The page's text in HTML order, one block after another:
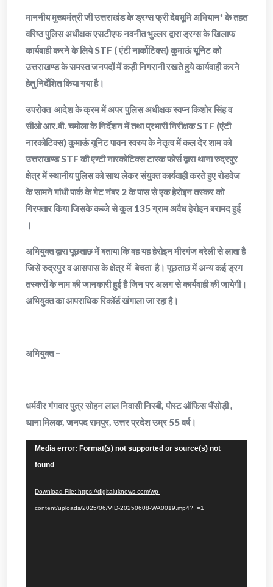
माननीय मुख्यमंत्री जी उत्तराखंड के ड्रग्स फ्री देवभूमि अभियान* के तहत
वरिष्ठ पुलिस अधीक्षक एसटीएफ नवनीत भुल्लर द्वारा ड्रग्स के खिलाफ
कार्यवाही करने के लिये STF ( एंटी नार्कोटिक्स) कुमाऊं यूनिट को
उत्तराखण्ड के समस्त जनपदों में कड़ी निगरानी रखते हुये कार्यवाही करने
हेतु निर्देशित किया गया है।
उपरोक्त आदेश के क्रम में अपर पुलिस अधीक्षक स्वप्न किशोर सिंह व
सीओ आर.बी. चमोला के निर्देशन में तथा प्रभारी निरीक्षक STF (एंटी
नारकोटिक्स) कुमाऊं यूनिट पावन स्वरुप के नेतृत्व में कल देर शाम को
उत्तराखण्ड STF की एण्टी नारकोटिक्स टास्क फोर्स द्वारा थाना रुद्रपुर
क्षेत्र में स्थानीय पुलिस को साथ लेकर संयुक्त कार्यवाही करते हुए रोडवेज
के सामने गांधी पार्क के गेट नंबर 2 के पास से एक हेरोइन तस्कर को
गिरफ्तार किया जिसके कब्जे से कुल 135 ग्राम अवैध हेरोइन बरामद हुई
।
अभियुक्त द्वारा पूछताछ में बताया कि वह यह हेरोइन मीरगंज बरेली से लाता है
जिसे रुद्रपुर व आसपास के क्षेत्र में बेचता है। पूछताछ में अन्य कई ड्रग
तस्करों के नाम की जानकारी हुई है जिन पर अलग से कार्यवाही की जायेगी।
अभियुक्त का आपराधिक रिकॉर्ड खंगाला जा रहा है।
अभियुक्त –
धर्मवीर गंगवार पुत्र सोहन लाल निवासी निस्बी, पोस्ट ऑफिस भैंसोड़ी ,
थाना मिलक, जनपद रामपुर, उत्तर प्रदेश उम्र 55 वर्ष।
Video
Player
Media error: Format(s) not supported or source(s) not
found
Download File: https://digitaluknews.com/wp-
content/uploads/2025/06/VID-20250608-WA0019.mp4?_=1